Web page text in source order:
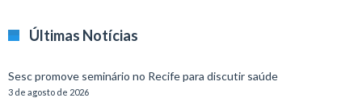
Últimas Notícias
Sesc promove seminário no Recife para discutir saúde
3 de agosto de 2026